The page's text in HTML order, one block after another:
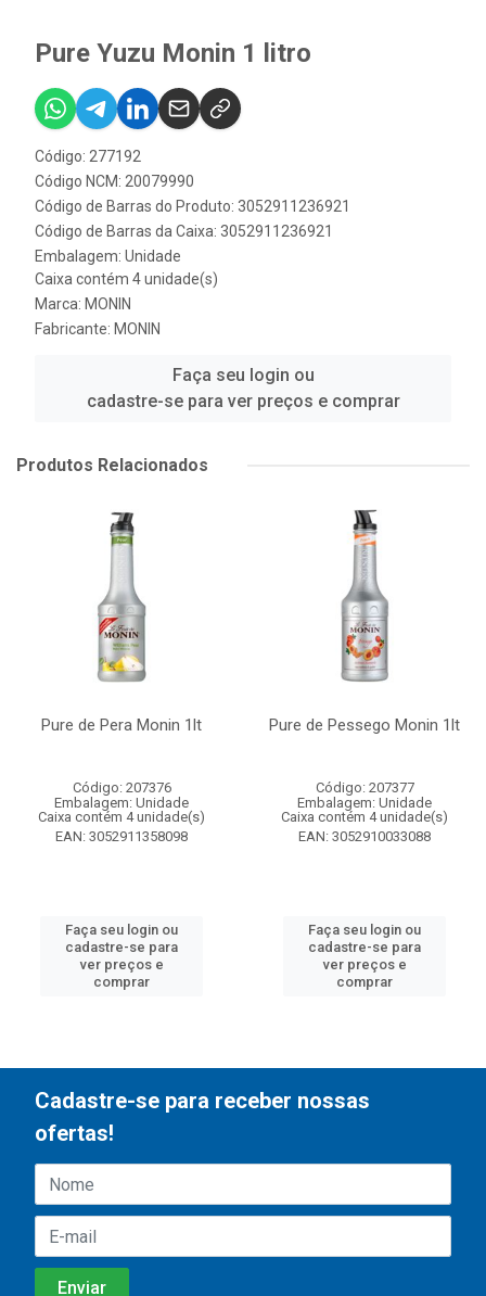
Pure Yuzu Monin 1 litro
Código: 277192
Código NCM: 20079990
Código de Barras do Produto: 3052911236921
Código de Barras da Caixa: 3052911236921
Embalagem: Unidade
Caixa contém 4 unidade(s)
Marca: MONIN
Fabricante: MONIN
Faça seu login ou
cadastre-se para ver preços e comprar
Produtos Relacionados
Pure de Pera Monin 1lt
Código: 207376
Embalagem: Unidade
Caixa contém 4 unidade(s)
EAN: 3052911358098
Faça seu login ou
cadastre-se para
ver preços e
comprar
Pure de Pessego Monin 1lt
Código: 207377
Embalagem: Unidade
Caixa contém 4 unidade(s)
EAN: 3052910033088
Faça seu login ou
cadastre-se para
ver preços e
comprar
Cadastre-se para receber nossas
ofertas!